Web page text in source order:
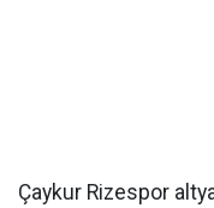
Çaykur Rizespor